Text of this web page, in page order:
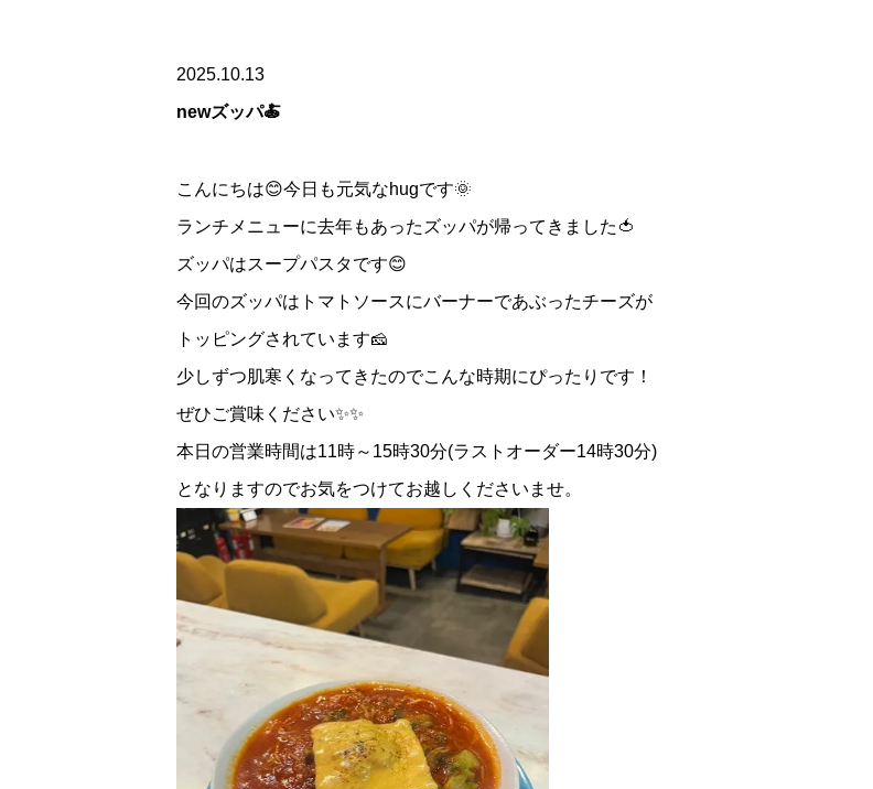
2025.10.13
newズッパ🍝
こんにちは😊今日も元気なhugです🌞
ランチメニューに去年もあったズッパが帰ってきました🍅
ズッパはスープパスタです😊
今回のズッパはトマトソースにバーナーであぶったチーズが
トッピングされています🧀
少しずつ肌寒くなってきたのでこんな時期にぴったりです！
ぜひご賞味ください✨✨
本日の営業時間は11時～15時30分(ラストオーダー14時30分)
となりますのでお気をつけてお越しくださいませ。